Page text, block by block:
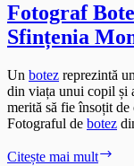
Fotograf
Sfințenia
Un botez reprezintă
din viața unui copil și
merită să fie însoțit
Fotograful de botez
Citește mai mult